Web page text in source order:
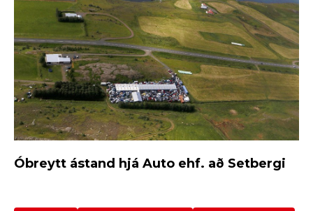
Óbreytt ástand hjá Auto ehf. að Setbergi